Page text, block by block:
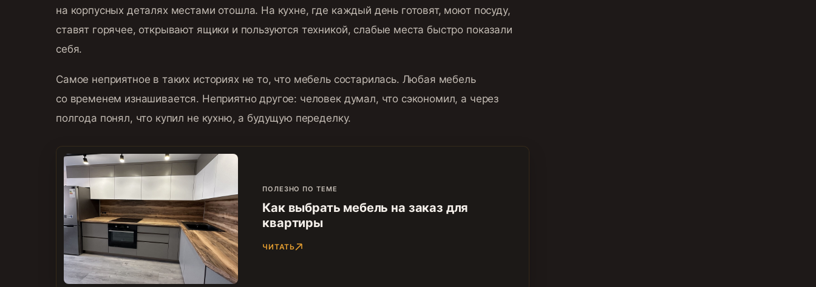
на корпусных деталях местами отошла. На кухне, где каждый день готовят, моют посуду,
ставят горячее, открывают ящики и пользуются техникой, слабые места быстро показали
себя.
Самое неприятное в таких историях не то, что мебель состарилась. Любая мебель
со временем изнашивается. Неприятно другое: человек думал, что сэкономил, а через
полгода понял, что купил не кухню, а будущую переделку.
ЧИТАТЬ